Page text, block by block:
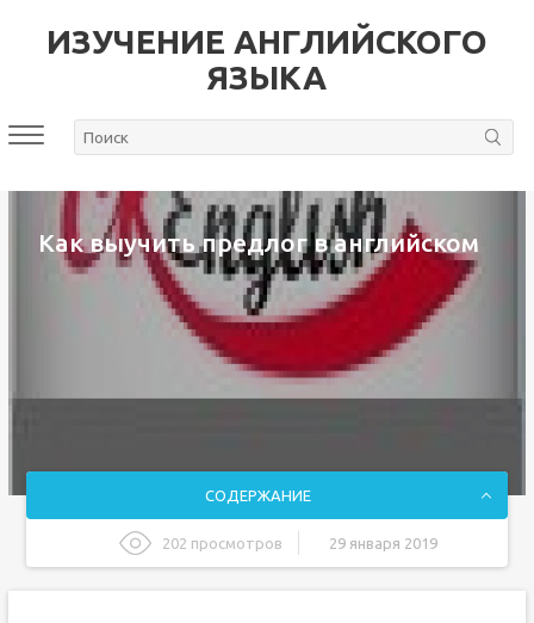
ИЗУЧЕНИЕ АНГЛИЙСКОГО
ЯЗЫКА
Как выучить предлог в английском
СОДЕРЖАНИЕ
202 просмотров 29 января 2019